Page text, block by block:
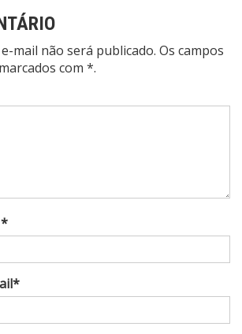
mail não será publicado. Os campos
com *.